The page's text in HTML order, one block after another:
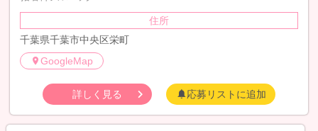
住所
千葉県千葉市中央区栄町
GoogleMap
詳しく見る 応募リストに追加